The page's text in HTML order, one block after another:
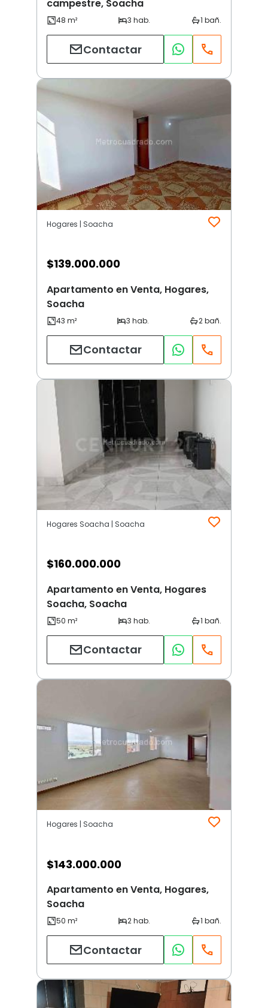
campestre, Soacha
Contactar
Hogares | Soacha
$139.000.000
Apartamento en Venta, Hogares,
Soacha
Contactar
Hogares Soacha | Soacha
$160.000.000
Apartamento en Venta, Hogares
Soacha, Soacha
Contactar
Hogares | Soacha
$143.000.000
Apartamento en Venta, Hogares,
Soacha
Contactar